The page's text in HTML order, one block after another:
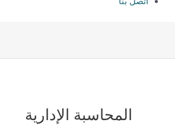
المحاسبة الإدارية